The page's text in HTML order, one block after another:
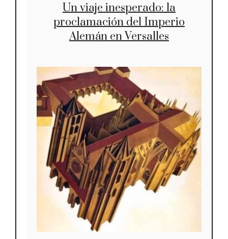
Un viaje inesperado: la
proclamación del Imperio
Alemán en Versalles